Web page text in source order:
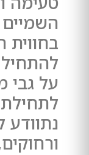
בחווית
להתחיל
על גבי
נתוודע